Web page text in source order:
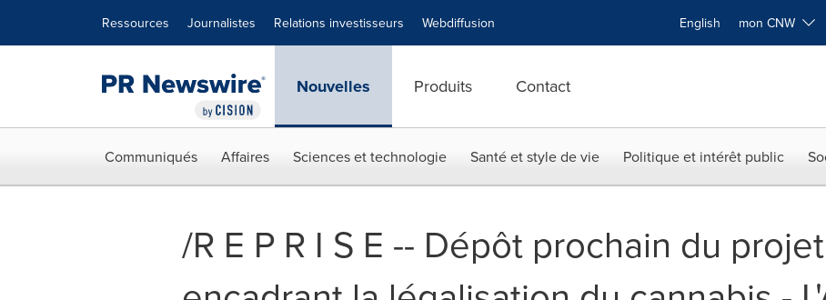
Ressources Journalistes Relations investisseurs Webdiffusion English mon CNW
Nouvelles Produits Contact
Communiqués Affaires Sciences et technologie Santé et style de vie Politique et intérêt public
/R E P R I S E -- Dépôt prochain du